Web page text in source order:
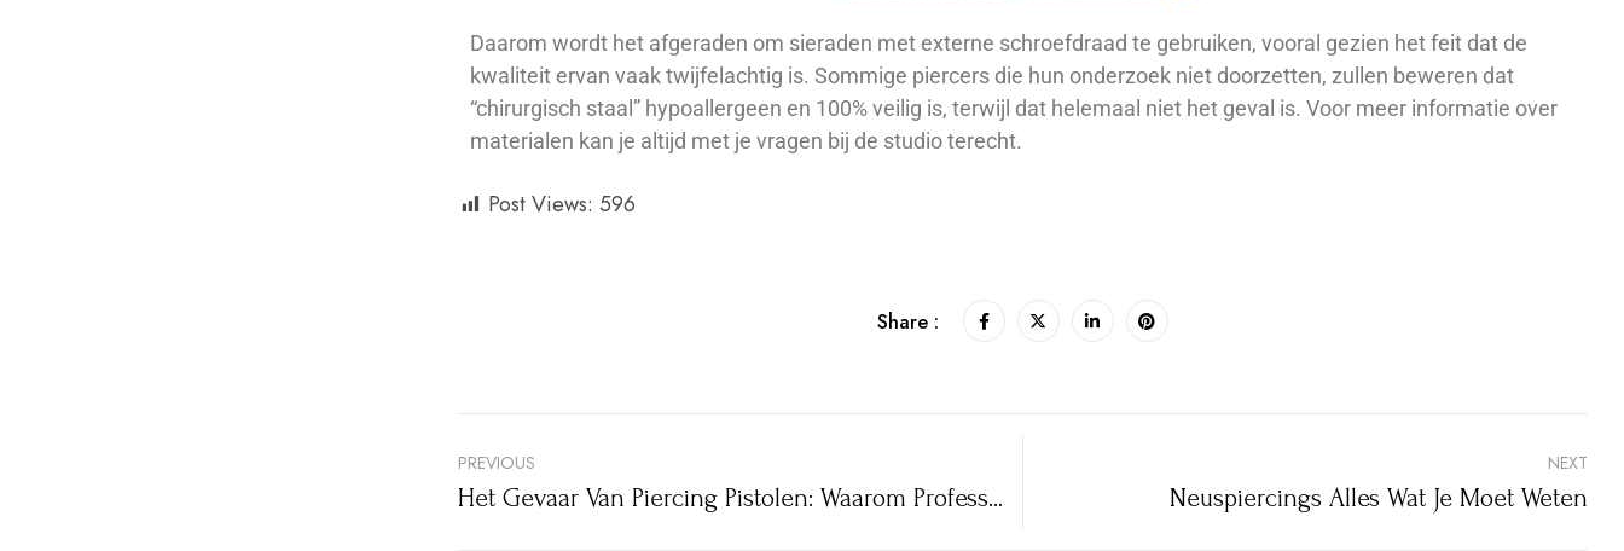
Daarom wordt het afgeraden om sieraden met externe schroefdraad te gebruiken, vooral gezien het feit dat de
kwaliteit ervan vaak twijfelachtig is. Sommige piercers die hun onderzoek niet doorzetten, zullen beweren dat
“chirurgisch staal” hypoallergeen en 100% veilig is, terwijl dat helemaal niet het geval is. Voor meer informatie over
materialen kan je altijd met je vragen bij de studio terecht.
Post Views: 596
Share :
PREVIOUS
Het Gevaar Van Piercing Pistolen: Waarom Professionals Ze Vermijden
NEXT
Neuspiercings Alles Wat Je Moet Weten